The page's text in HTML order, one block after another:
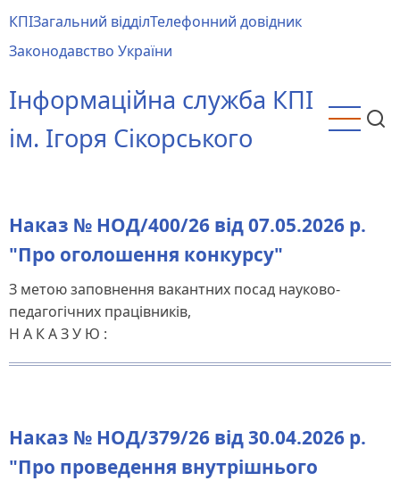
до
основного
КПІЗагальний відділТелефонний довідник
Законодавство України
Інформаційна служба КПІ
ім. Ігоря Сікорського
Наказ № НОД/400/26 від 07.05.2026 р.
"Про оголошення конкурсу"
З метою заповнення вакантних посад науково-
педагогічних працівників,
Н А К А З У Ю :
Наказ № НОД/379/26 від 30.04.2026 р.
"Про проведення внутрішнього